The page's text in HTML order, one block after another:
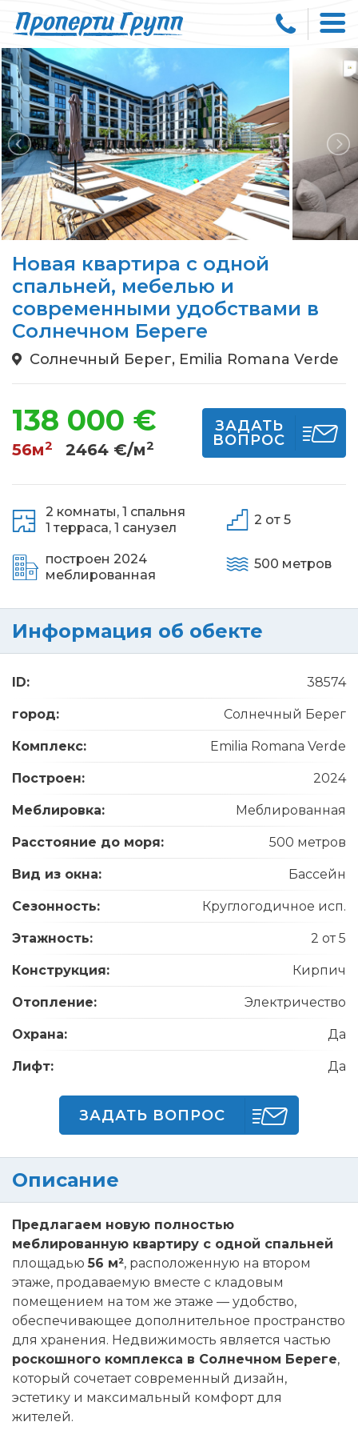
Новая квартира с одной
спальней, мебелью и
современными удобствами в
Солнечном Береге
Солнечный Берег, Emilia Romana Verde
138 000 €
56м2 2464 €/м2
ЗАДАТЬ
ВОПРОС
2 комнаты, 1 спальня
1 терраса, 1 санузел
построен 2024
меблированная
2 от 5
500 метров
Информация об обекте
ID: 38574
город: Солнечный Берег
Комплекс: Emilia Romana Verde
Построен: 2024
Меблировка: Меблированная
Расстояние до моря: 500 метров
Вид из окна: Бассейн
Сезонность: Круглогодичное исп.
Этажность: 2 от 5
Конструкция: Кирпич
Отопление: Электричество
Охрана: Да
Лифт: Да
ЗАДАТЬ ВОПРОС
Описание
Предлагаем новую полностью
меблированную квартиру с одной спальней
площадью 56 м², расположенную на втором
этаже, продаваемую вместе с кладовым
помещением на том же этаже — удобство,
обеспечивающее дополнительное пространство
для хранения. Недвижимость является частью
роскошного комплекса в Солнечном Береге,
который сочетает современный дизайн,
эстетику и максимальный комфорт для
жителей.